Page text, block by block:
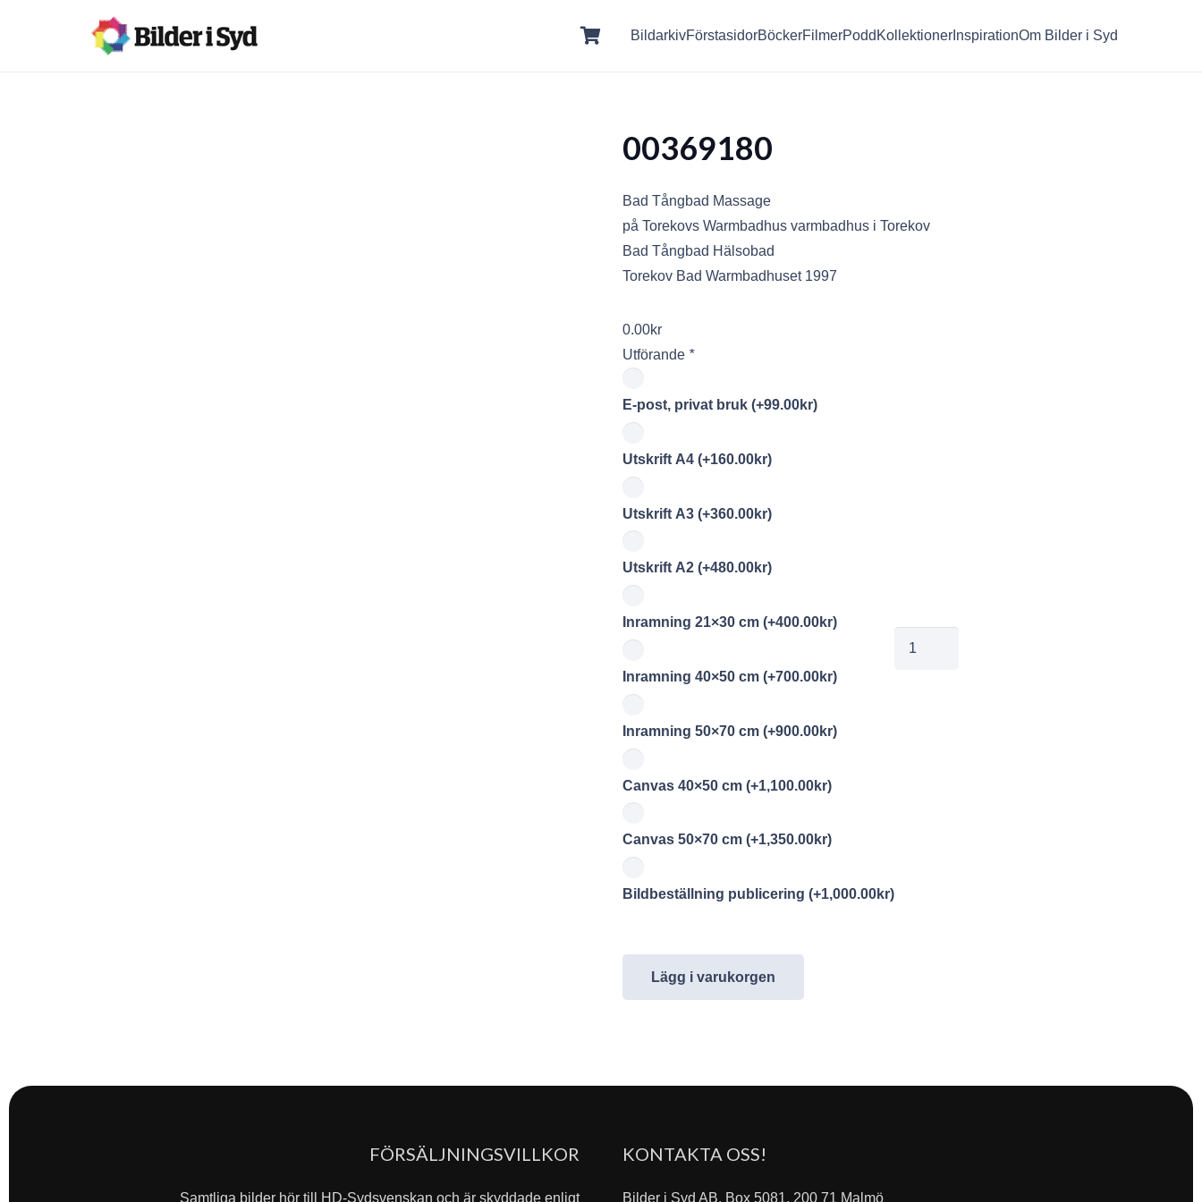
BildarkivFörstasidorBöckerFilmerPodd Kollektioner InspirationOm Bilder i Syd
00369180
Bad Tångbad Massage
på Torekovs Warmbadhus varmbadhus i Torekov
Bad Tångbad Hälsobad
Torekov Bad Warmbadhuset 1997
0.00kr
Utförande *
E-post, privat bruk (+99.00kr)
Utskrift A4 (+160.00kr)
Utskrift A3 (+360.00kr)
Utskrift A2 (+480.00kr)
Inramning 21×30 cm (+400.00kr)
Inramning 40×50 cm (+700.00kr)
Inramning 50×70 cm (+900.00kr)
Canvas 40×50 cm (+1,100.00kr)
Canvas 50×70 cm (+1,350.00kr)
Bildbeställning publicering (+1,000.00kr)
Lägg i varukorgen
FÖRSÄLJNINGSVILLKOR
Samtliga bilder hör till HD-Sydsvenskan och är skyddade enligt
KONTAKTA OSS!
Bilder i Syd AB, Box 5081, 200 71 Malmö